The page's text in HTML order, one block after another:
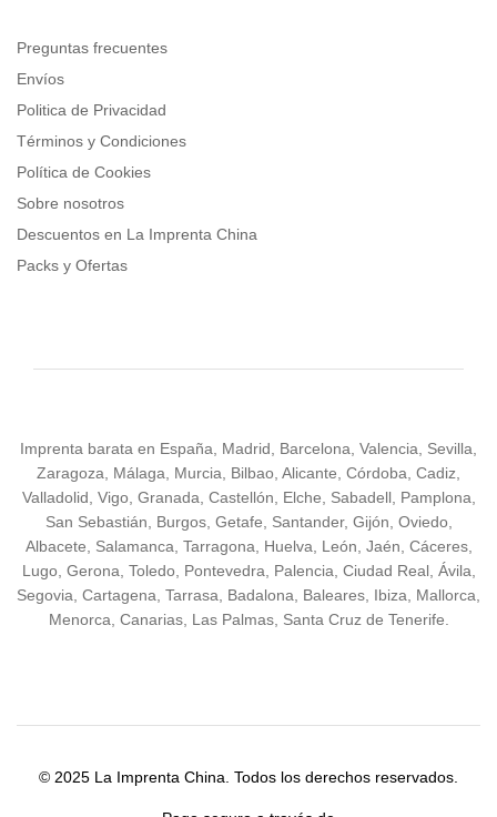
Preguntas frecuentes
Envíos
Politica de Privacidad
Términos y Condiciones
Política de Cookies
Sobre nosotros
Descuentos en La Imprenta China
Packs y Ofertas
Imprenta barata en España, Madrid, Barcelona, Valencia, Sevilla,
Zaragoza, Málaga, Murcia, Bilbao, Alicante, Córdoba, Cadiz,
Valladolid, Vigo, Granada, Castellón, Elche, Sabadell, Pamplona,
San Sebastián, Burgos, Getafe, Santander, Gijón, Oviedo,
Albacete, Salamanca, Tarragona, Huelva, León, Jaén, Cáceres,
Lugo, Gerona, Toledo, Pontevedra, Palencia, Ciudad Real, Ávila,
Segovia, Cartagena, Tarrasa, Badalona, Baleares, Ibiza, Mallorca,
Menorca, Canarias, Las Palmas, Santa Cruz de Tenerife.
© 2025 La Imprenta China. Todos los derechos reservados.